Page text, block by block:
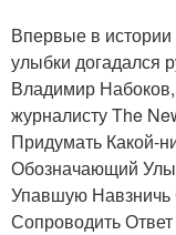
Впервые в истории
улыбки догадался
Владимир
журналисту The
Придумать Какой-
Обозначающий
Упавшую Навзничь
Сопроводить